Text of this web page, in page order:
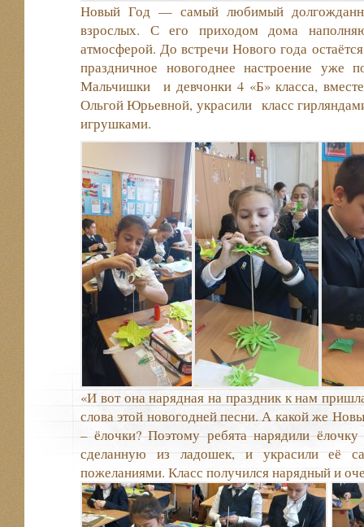
Новый Год — самый любимый
взрослых. С его приходом дома
атмосферой. До встречи Нового года
праздничное новогоднее настроение уже
Мальчишки и девчонки 4 «Б» класса,
Ольгой Юрьевной, украсили класс
игрушками.
«И вот она нарядная на праздник к нам
слова этой новогодней песни. А какой же
– ёлочки? Поэтому ребята нарядили
сделанную из ладошек, и украсили её
пожеланиями. Класс получился нарядный и